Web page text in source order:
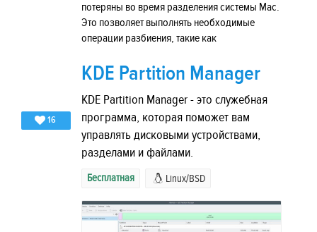
потеряны во время разделения системы Mac.
Это позволяет выполнять необходимые
операции разбиения, такие как
16
KDE Partition Manager
KDE Partition Manager - это служебная
программа, которая поможет вам
управлять дисковыми устройствами,
разделами и файлами.
Бесплатная Linux/BSD